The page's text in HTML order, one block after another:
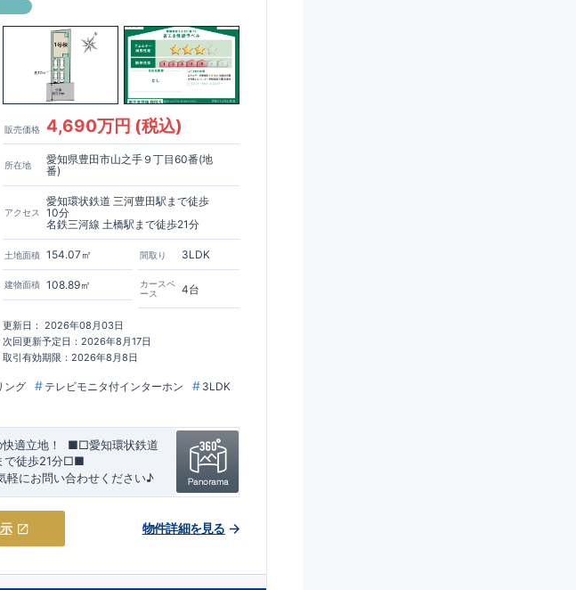
ます。
いたします。
います。
築基準法で定められた、｢数百
から、さらに1.5倍の耐震力
評価しています。
、建設までに、計4回のチェ
を保証しています。
長期優良住宅とは、｢良い家を
た認定制度。住宅ローン減
場でも、長期優良住宅が有利
の品質保証を実施。お引渡
業者に委託せず、東栄住宅グ
いたします。
販売価格 4,690万円 (税込)
所在地
愛知県豊田市山之手９丁目60番(地
番)
アクセス
愛知環状鉄道 三河豊田駅まで徒歩
10分
名鉄三河線 土橋駅まで徒歩21分
土地面積 154.07㎡
建物面積 108.89㎡
間取り 3LDK
カースペ
ース
4台
更新日： 2026年08月03日
次回更新予定日：2026年8月17日
取引有効期限：2026年8月8日
ング テレビモニタ付インターホン
3LDK
適立地！ ■□愛知環状鉄道
で徒歩21分□■
軽にお問い合わせください♪​
気にせず過ごせるお子様や
！
・混みがちな朝でも家族
保（車種による）！
物件詳細を見る